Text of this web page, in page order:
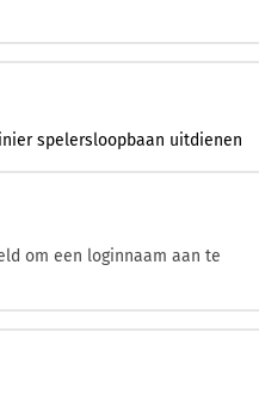
spelersloopbaan uitdienen
om een loginnaam aan te